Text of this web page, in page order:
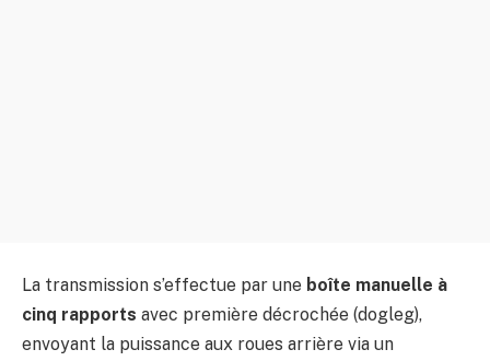
La transmission s’effectue par une boîte manuelle à
cinq rapports avec première décrochée (dogleg),
envoyant la puissance aux roues arrière via un